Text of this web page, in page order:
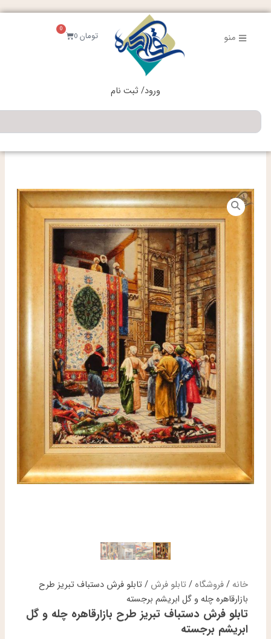
رفتن
منو تومان0
0
سبد
خرید
ورود/ ثبت نام
جستجو
خانه /فروشگاه/ تابلو فرش / تابلو فرش دستباف تبریز طرح
بازارقاهره چله و گل ابریشم برجسته
تابلو فرش دستباف تبریز طرح بازارقاهره چله و گل
ابریشم برجسته